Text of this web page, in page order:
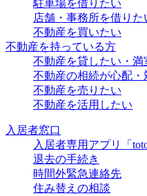
駐車場を借りたい
店舗・事務所を借りた
不動産を買いたい
不動産を持っている方
不動産を貸したい・満
不動産の相続が心配・
不動産を売りたい
不動産を活用したい
入居者窓口
入居者専用アプリ「
退去の手続き
時間外緊急連絡先
住み替えの相談